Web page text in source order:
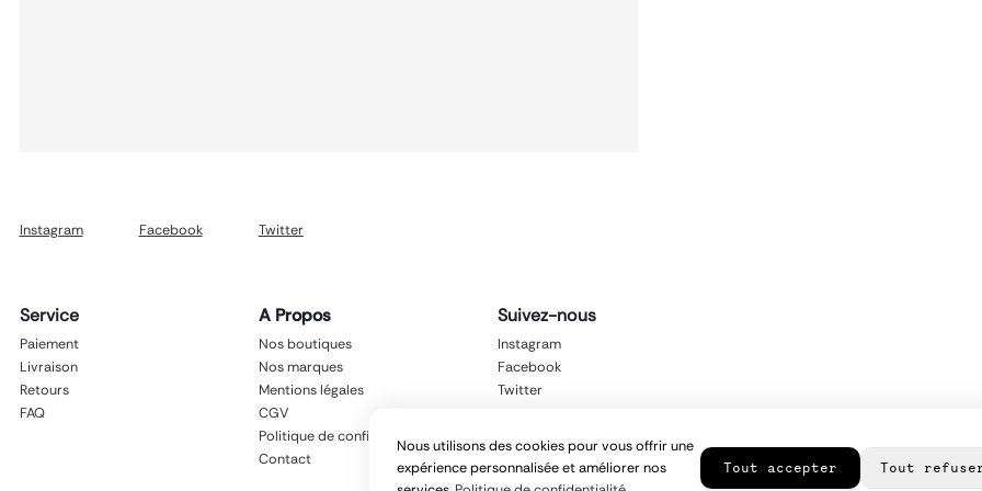
Instagram Facebook Twitter
Service
Paiement
Livraison
Retours
FAQ
A Propos
Nos boutiques
Nos marques
Mentions légales
CGV
Politique de confidentialité
Contact
Suivez-nous
Instagram
Facebook
Twitter
Nous utilisons des cookies pour vous offrir une
expérience personnalisée et améliorer nos
Tout accepter Tout